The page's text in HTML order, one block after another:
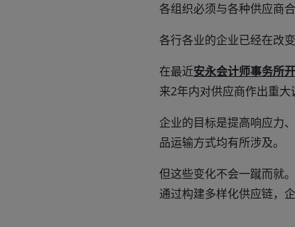
各组织必须与各种供应商
各行各业的企业已经在改
在最近安永会计师事务所
来2年内对供应商作出重大
企业的目标是提高响应力
品运输方式均有所涉及。
但这些变化不会一蹴而就
通过构建多样化供应链，